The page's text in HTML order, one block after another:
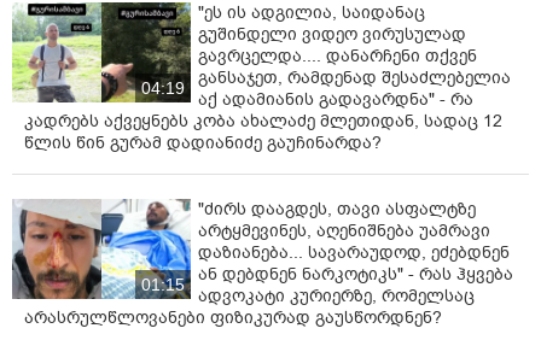
04:19
"ეს ის ადგილია, საიდანაც
გუშინდელი ვიდეო ვირუსულად
გავრცელდა.... დანარჩენი თქვენ
განსაჯეთ, რამდენად შესაძლებელია
აქ ადამიანის გადავარდნა" - რა
კადრებს აქვეყნებს კობა ახალაძე მლეთიდან, სადაც 12
წლის წინ გურამ დადიანიძე გაუჩინარდა?
01:15
"ძირს დააგდეს, თავი ასფალტზე
არტყმევინეს, აღენიშნება უამრავი
დაზიანება... სავარაუდოდ, ეძებდნენ
ან დებდნენ ნარკოტიკს" - რას ჰყვება
ადვოკატი კურიერზე, რომელსაც
არასრულწლოვანები ფიზიკურად გაუსწორდნენ?